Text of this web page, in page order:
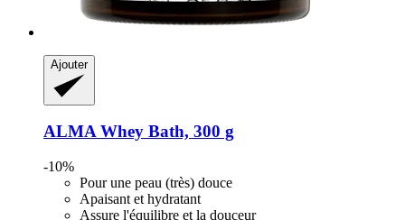
Ajouter
ALMAWhey Bath, 300 g
-10%
Pour une peau (très) douce
Apaisant et hydratant
Assure l'équilibre et la douceur